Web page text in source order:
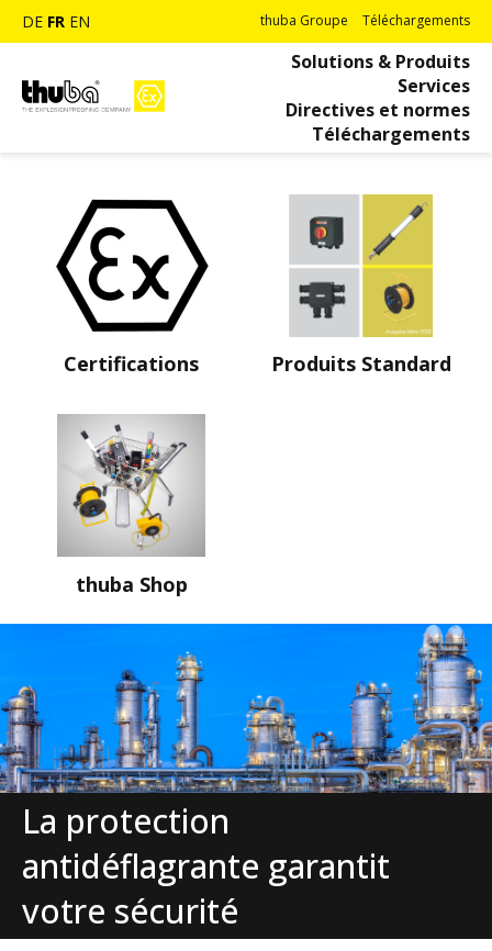
DE FR EN thuba Groupe Téléchargements
Solutions & Produits
Services
Directives et normes
Téléchargements
Certifications Produits Standard
thuba Shop
La protection
antidéflagrante garantit
votre sécurité